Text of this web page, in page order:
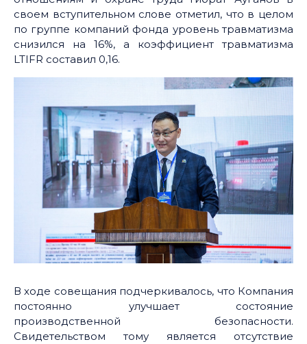
своем вступительном слове отметил, что в целом
по группе компаний фонда уровень травматизма
снизился на 16%, а коэффициент травматизма
LTIFR составил 0,16.
В ходе совещания подчеркивалось, что Компания
постоянно улучшает состояние
производственной безопасности.
Свидетельством тому является отсутствие